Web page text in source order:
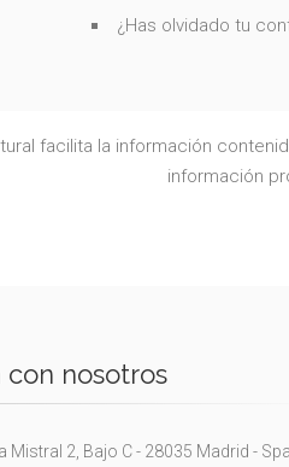
¿Has olvidado tu
facilita la información
información
con nosotros
Mistral 2, Bajo C - 28035 Madrid -